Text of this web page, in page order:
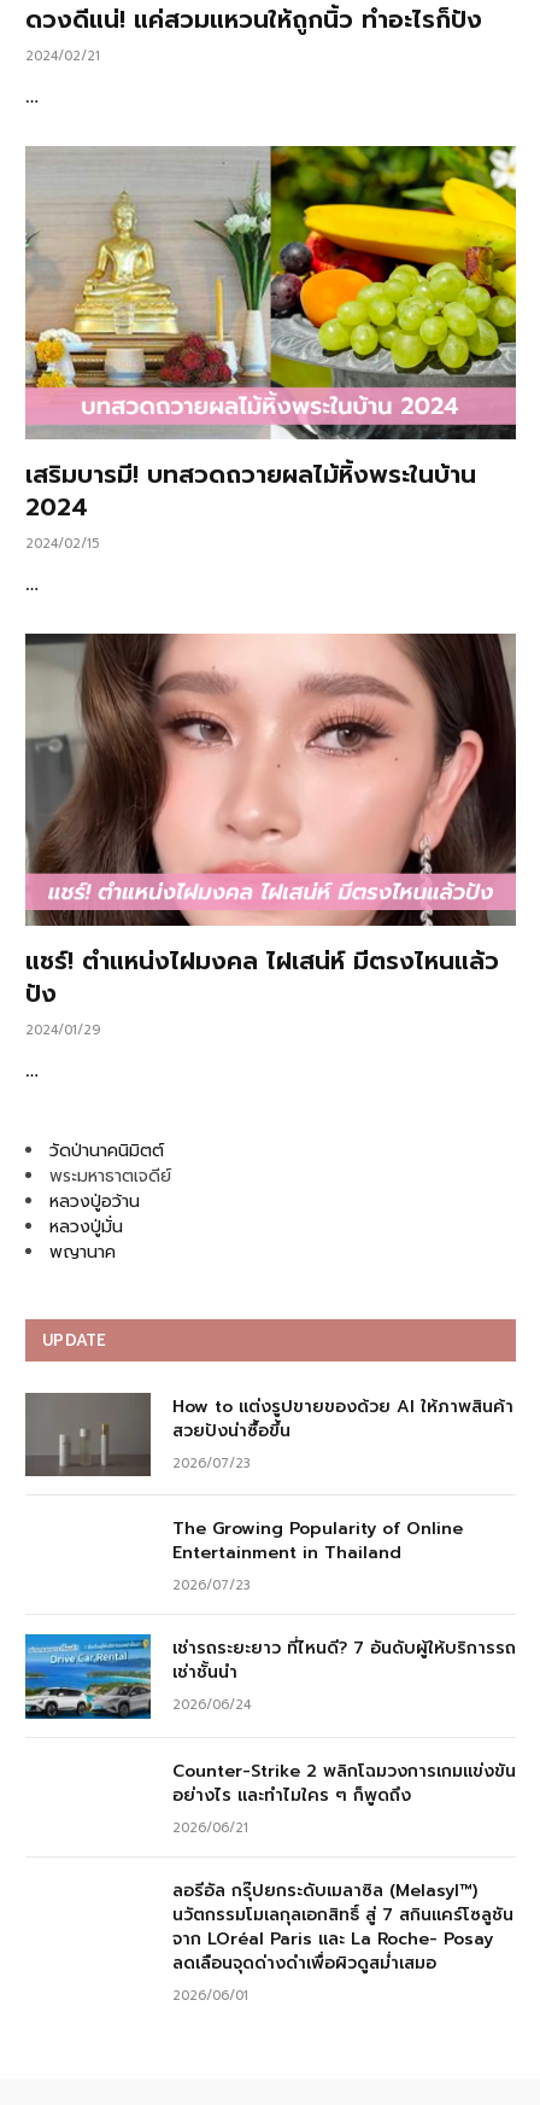
ดวงดีแน่! แค่สวมแหวนให้ถูกนิ้ว ทำอะไรก็ปัง
2024/02/21
…
เสริมบารมี! บทสวดถวายผลไม้หิ้งพระในบ้าน
2024
2024/02/15
…
แชร์! ตำแหน่งไฝมงคล ไฝเสน่ห์ มีตรงไหนแล้ว
ปัง
2024/01/29
…
วัดป่านาคนิมิตต์
พระมหาธาตเจดีย์
หลวงปู่อว้าน
หลวงปู่มั่น
พญานาค
UPDATE
How to แต่งรูปขายของด้วย AI ให้ภาพสินค้า
สวยปังน่าซื้อขึ้น
2026/07/23
The Growing Popularity of Online
Entertainment in Thailand
2026/07/23
เช่ารถระยะยาว ที่ไหนดี? 7 อันดับผู้ให้บริการรถ
เช่าชั้นนำ
2026/06/24
Counter-Strike 2 พลิกโฉมวงการเกมแข่งขัน
อย่างไร และทำไมใคร ๆ ก็พูดถึง
2026/06/21
ลอรีอัล กรุ๊ปยกระดับเมลาซิล (Melasyl™)
นวัตกรรมโมเลกุลเอกสิทธิ์ สู่ 7 สกินแคร์โซลูชัน
จาก LOréal Paris และ La Roche- Posay
ลดเลือนจุดด่างดำเพื่อผิวดูสม่ำเสมอ
2026/06/01